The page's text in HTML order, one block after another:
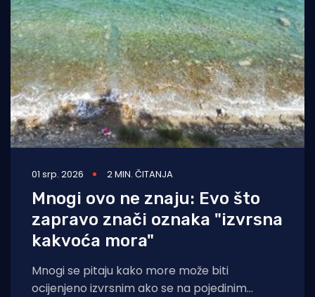
01 srp. 2026 2 MIN. ČITANJA
Mnogi ovo ne znaju: Evo što
zapravo znači oznaka "izvrsna
kakvoća mora"
Mnogi se pitaju kako more može biti
ocijenjeno izvrsnim ako se na pojedinim